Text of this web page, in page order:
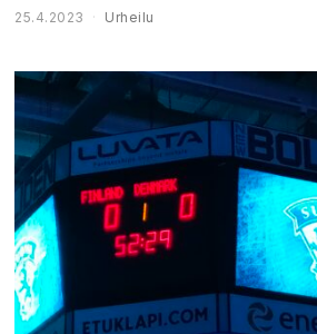
25.4.2023 Urheilu